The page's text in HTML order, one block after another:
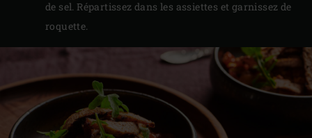
de sel. Répartissez dans les assiettes et garnissez de
roquette.